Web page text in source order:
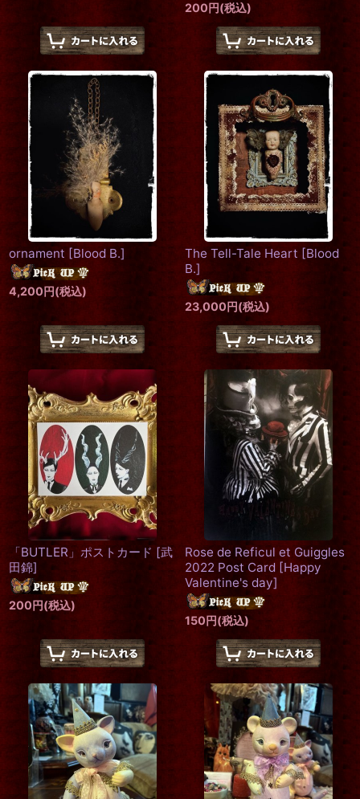
200円(税込)
ornament [Blood B.]
4,200円(税込)
The Tell-Tale Heart [Blood
B.]
23,000円(税込)
「BUTLER」ポストカード [武
田錦]
200円(税込)
Rose de Reficul et Guiggles
2022 Post Card [Happy
Valentine's day]
150円(税込)